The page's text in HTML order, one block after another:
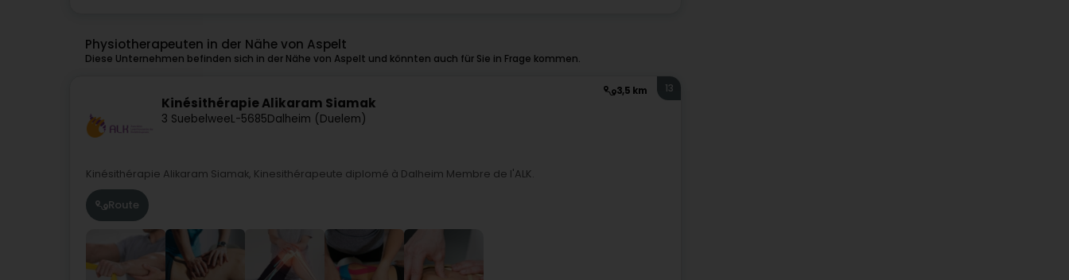
Physiotherapeuten in der Nähe von Aspelt
Diese Unternehmen befinden sich in der Nähe von Aspelt und könnten auch für Sie in Frage kommen.
3,5 km
Kinésithérapie Alikaram Siamak
3 SuebelweeL-5685Dalheim (Duelem)
13
Kinésithérapie Alikaram Siamak, Kinesithérapeute diplomé à Dalheim Membre de l'ALK.
Route